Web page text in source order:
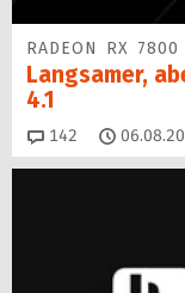
RADEON RX
Langsamer,
4.1
142 Kommentare